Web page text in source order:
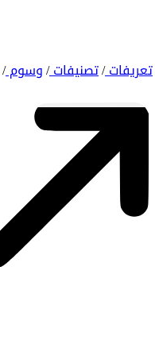
تعريفات/ تصنيفات/ وسوم/